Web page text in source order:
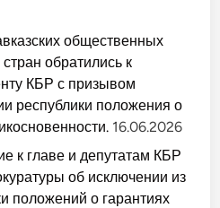
общественных
обратились к
КБР с призывом
республики положения о
16.06.2026
к главе и депутатам КБР
об исключении из
положений о гарантиях